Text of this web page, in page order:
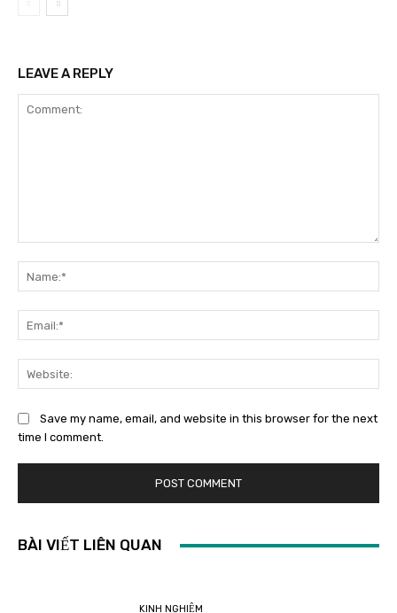
LEAVE A REPLY
Save my name, email, and website in this browser for the next
time I comment.
BÀI VIẾT LIÊN QUAN
KINH NGHIỆM